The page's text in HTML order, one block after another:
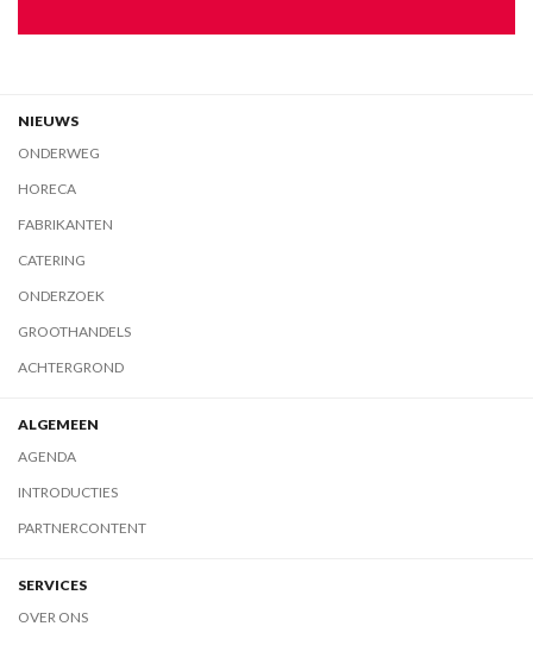
NIEUWS
ONDERWEG
HORECA
FABRIKANTEN
CATERING
ONDERZOEK
GROOTHANDELS
ACHTERGROND
ALGEMEEN
AGENDA
INTRODUCTIES
PARTNERCONTENT
SERVICES
OVER ONS